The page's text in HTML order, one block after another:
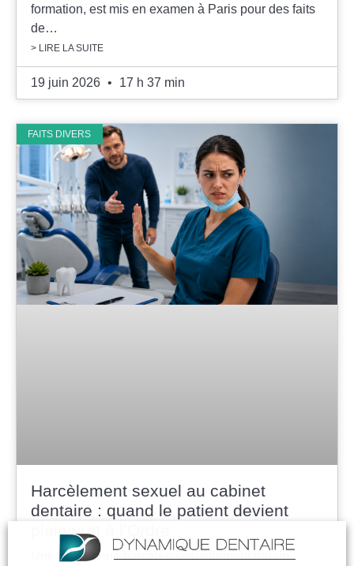
formation, est mis en examen à Paris pour des faits
de…
> LIRE LA SUITE
19 juin 2026 17 h 37 min
FAITS DIVERS
Harcèlement sexuel au cabinet
dentaire : quand le patient devient
plaignant à l’Ordre
Une praticienne harcelée sexuellement par un